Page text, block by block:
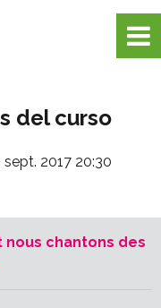
del curso
sept. 2017 20:30
nous chantons des